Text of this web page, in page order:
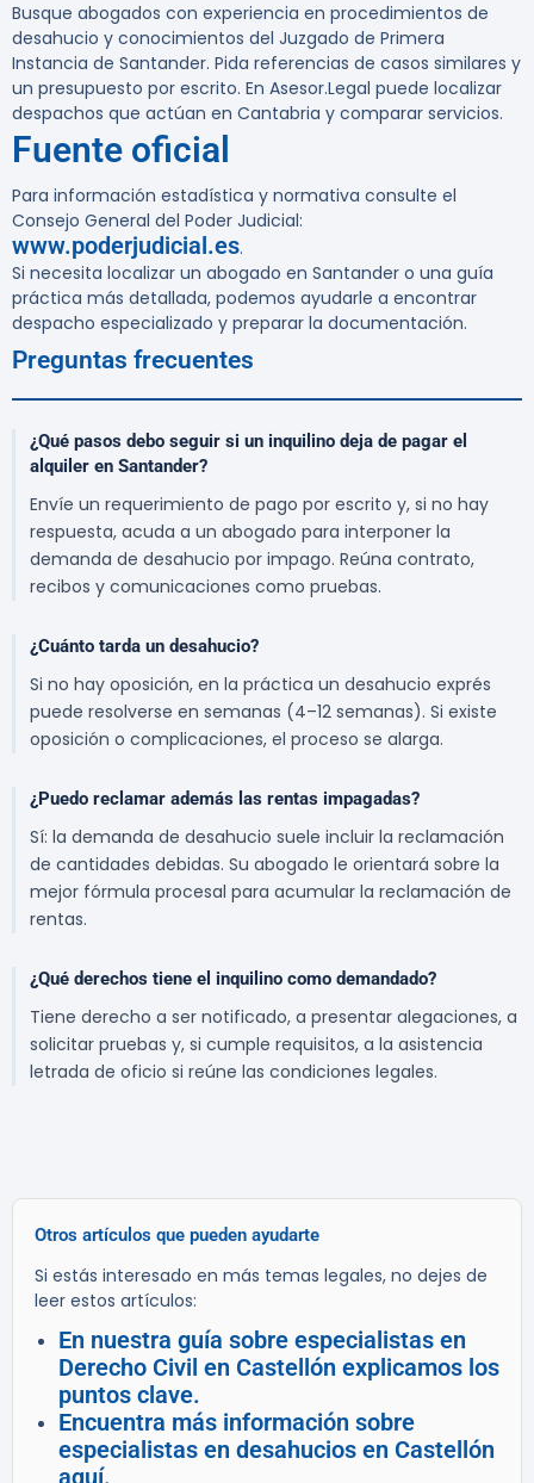
Busque abogados con experiencia en procedimientos de
desahucio y conocimientos del Juzgado de Primera
Instancia de Santander. Pida referencias de casos similares y
un presupuesto por escrito. En Asesor.Legal puede localizar
despachos que actúan en Cantabria y comparar servicios.
Fuente oficial
Para información estadística y normativa consulte el
Consejo General del Poder Judicial:
www.poderjudicial.es.
Si necesita localizar un abogado en Santander o una guía
práctica más detallada, podemos ayudarle a encontrar
despacho especializado y preparar la documentación.
Preguntas frecuentes
¿Qué pasos debo seguir si un inquilino deja de pagar el
alquiler en Santander?
Envíe un requerimiento de pago por escrito y, si no hay
respuesta, acuda a un abogado para interponer la
demanda de desahucio por impago. Reúna contrato,
recibos y comunicaciones como pruebas.
¿Cuánto tarda un desahucio?
Si no hay oposición, en la práctica un desahucio exprés
puede resolverse en semanas (4–12 semanas). Si existe
oposición o complicaciones, el proceso se alarga.
¿Puedo reclamar además las rentas impagadas?
Sí: la demanda de desahucio suele incluir la reclamación
de cantidades debidas. Su abogado le orientará sobre la
mejor fórmula procesal para acumular la reclamación de
rentas.
¿Qué derechos tiene el inquilino como demandado?
Tiene derecho a ser notificado, a presentar alegaciones, a
solicitar pruebas y, si cumple requisitos, a la asistencia
letrada de oficio si reúne las condiciones legales.
Otros artículos que pueden ayudarte
Si estás interesado en más temas legales, no dejes de
leer estos artículos:
En nuestra guía sobre especialistas en
Derecho Civil en Castellón explicamos los
puntos clave.
Encuentra más información sobre
especialistas en desahucios en Castellón